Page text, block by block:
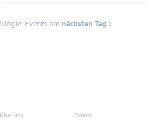
Single-Events am nächsten Tag »
Über uns Events